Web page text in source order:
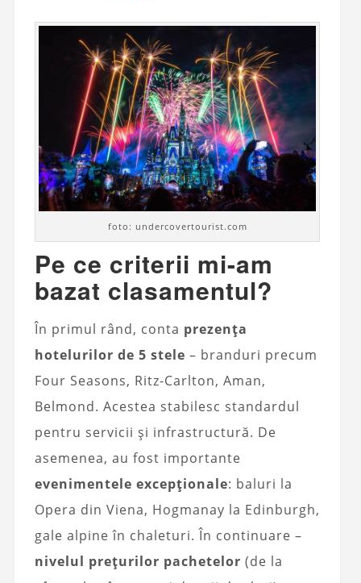
foto: undercovertourist.com
Pe ce criterii mi-am
bazat clasamentul?
În primul rând, conta prezența
hotelurilor de 5 stele – branduri precum
Four Seasons, Ritz-Carlton, Aman,
Belmond. Acestea stabilesc standardul
pentru servicii și infrastructură. De
asemenea, au fost importante
evenimentele excepționale: baluri la
Opera din Viena, Hogmanay la Edinburgh,
gale alpine în chaleturi. În continuare –
nivelul prețurilor pachetelor (de la